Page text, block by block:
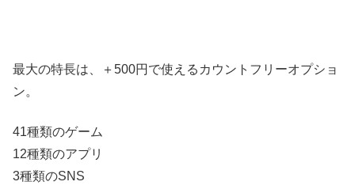
最大の特長は、＋500円で使えるカウントフリーオプショ
ン。
41種類のゲーム
12種類のアプリ
3種類のSNS